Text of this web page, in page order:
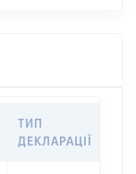
ТИП
ДЕКЛАРАЦІЇ